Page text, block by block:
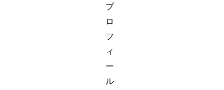
プ
ロ
フ
ィ
ー
ル